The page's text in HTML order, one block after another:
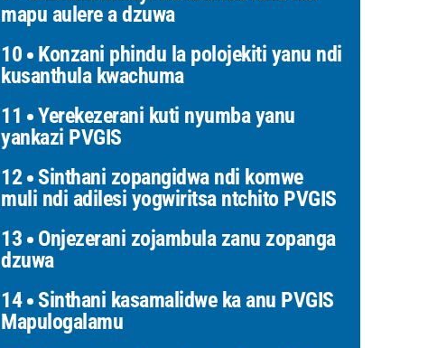
mapu aulere a dzuwa
10 Konzani phindu la polojekiti yanu ndi
kusanthula kwachuma
11 Yerekezerani kuti nyumba yanu
yankazi PVGIS
12 Sinthani zopangidwa ndi komwe
muli ndi adilesi yogwiritsa ntchito PVGIS
13 Onjezerani zojambula zanu zopanga
dzuwa
14 Sinthani kasamalidwe ka anu PVGIS
Mapulogalamu